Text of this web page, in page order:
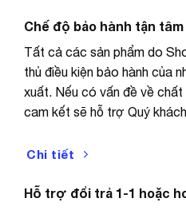
Chế độ bảo hành tận tâm
Tất cả các sản phẩm do
thủ điều kiện bảo hành của
xuất. Nếu có vấn đề về
cam kết sẽ hỗ trợ Quý
Chi tiết
Hỗ trợ đổi trả 1-1 hoặc